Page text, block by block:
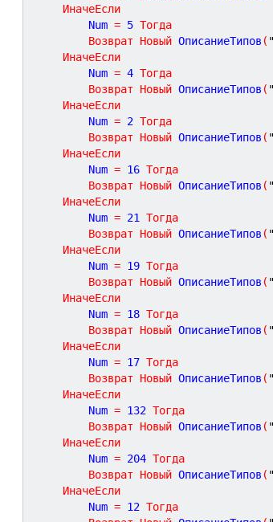
ИначеЕсли
		Num
= 5 Тогда
Возврат
Новый ОписаниеТипов (
ИначеЕсли
		Num
= 4 Тогда
Возврат
Новый ОписаниеТипов (
ИначеЕсли
		Num
= 2 Тогда
Возврат
Новый ОписаниеТипов (
ИначеЕсли
		Num
= 16 Тогда
Возврат
Новый ОписаниеТипов (
ИначеЕсли
		Num
= 21
Тогда
Возврат
Новый ОписаниеТипов (
ИначеЕсли
		Num
= 19 Тогда
Возврат
Новый ОписаниеТипов (
ИначеЕсли
		Num
= 18 Тогда
Возврат
Новый ОписаниеТипов (
ИначеЕсли
		Num
= 17 Тогда
Возврат
Новый ОписаниеТипов (
ИначеЕсли
		Num
= 132 Тогда
Возврат
Новый ОписаниеТипов (
ИначеЕсли
		Num
= 204 Тогда
Возврат
Новый ОписаниеТипов (
ИначеЕсли
		Num
= 12 Тогда